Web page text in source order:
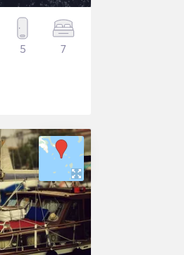
5 7